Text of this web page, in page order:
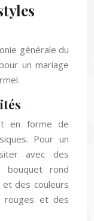
générale du
un mariage
en forme de
Pour un
avec des
bouquet rond
des couleurs
rouges et des